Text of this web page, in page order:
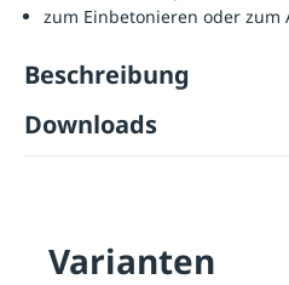
zum Einbetonieren oder zum
Beschreibung
Downloads
Varianten